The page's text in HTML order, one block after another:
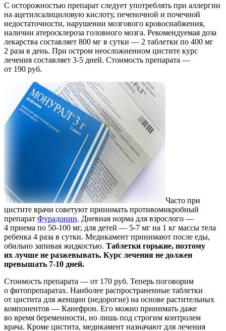
С осторожностью препарат следует употреблять при аллергии
на ацетилсалициловую кислоту, печеночной и почечной
недостаточности, нарушении мозгового кровоснабжения,
наличии атеросклероза головного мозга. Рекомендуемая доза
лекарства составляет 800 мг в сутки — 2 таблетки по 400 мг
2 раза в день. При остром неосложненном цистите курс
лечения составляет 3-5 дней. Стоимость препарата —
от 190 руб.
Часто при
цистите врачи советуют принимать противомикробный
препарат Фурадонин. Дневная норма для взрослого —
4 приема по 50-100 мг, для детей — 5-7 мг на 1 кг массы тела
ребенка 4 раза в сутки. Медикамент принимают после еды,
обильно запивая жидкостью. Таблетки горькие, поэтому
их лучше не разжевывать. Курс лечения не должен
превышать 7-10 дней.
Стоимость препарата — от 170 руб. Теперь поговорим
о фитопрепаратах. Наиболее распространенные таблетки
от цистита для женщин (недорогие) на основе растительных
компонентов — Канефрон. Его можно принимать даже
во время беременности, но лишь под строгим контролем
врача. Кроме цистита, медикамент назначают для лечения